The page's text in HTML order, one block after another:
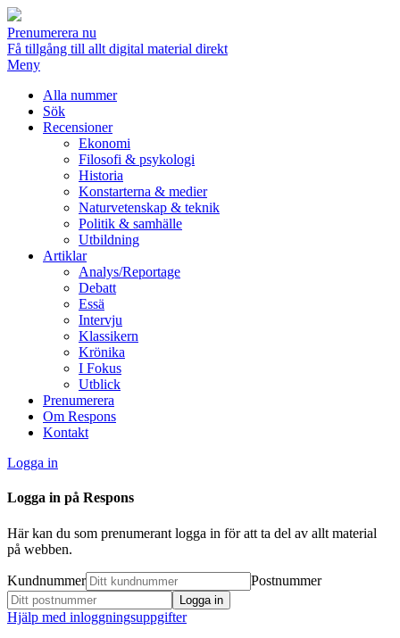
Prenumerera nu
Få tillgång till allt digital material direkt
Meny
Alla nummer
Sök
Recensioner
Ekonomi
Filosofi & psykologi
Historia
Konstarterna & medier
Naturvetenskap & teknik
Politik & samhälle
Utbildning
Artiklar
Analys/Reportage
Debatt
Essä
Intervju
Klassikern
Krönika
I Fokus
Utblick
Prenumerera
Om Respons
Kontakt
Logga in
Logga in på Respons
Här kan du som prenumerant logga in för att ta del av allt material
på webben.
Kundnummer Postnummer
Hjälp med inloggningsuppgifter